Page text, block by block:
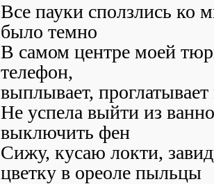
Все пауки сползлись ко
было темно
В самом центре моей
телефон,
выплывает,
Не успела выйти из
выключить фен
Сижу, кусаю локти,
цветку в ореоле пыльцы